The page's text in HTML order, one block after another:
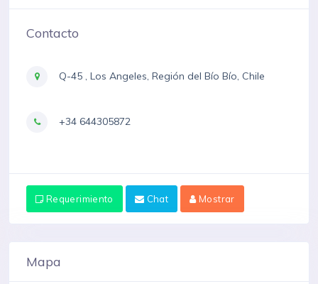
Contacto
Q-45 , Los Angeles, Región del Bío Bío, Chile
+34 644305872
Requerimiento Chat Mostrar
Mapa